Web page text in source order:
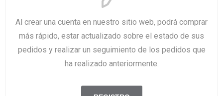
Al crear una cuenta en nuestro sitio web, podrá comprar
más rápido, estar actualizado sobre el estado de sus
pedidos y realizar un seguimiento de los pedidos que
ha realizado anteriormente.